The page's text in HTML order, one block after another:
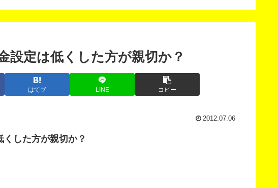
設定は低くした方が親切か？
はてブ LINE コピー
2012.07.06
した方が親切か？